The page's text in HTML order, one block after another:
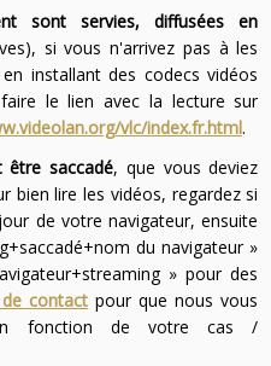
sont servies, diffusées en
si vous n'arrivez pas à les
installant des codecs vidéos
le lien avec la lecture sur
vlc/index.fr.html.
être saccadé, que vous deviez
bien lire les vidéos, regardez si
de votre navigateur, ensuite
du navigateur »
» pour des
contact pour que nous vous
fonction de votre cas /